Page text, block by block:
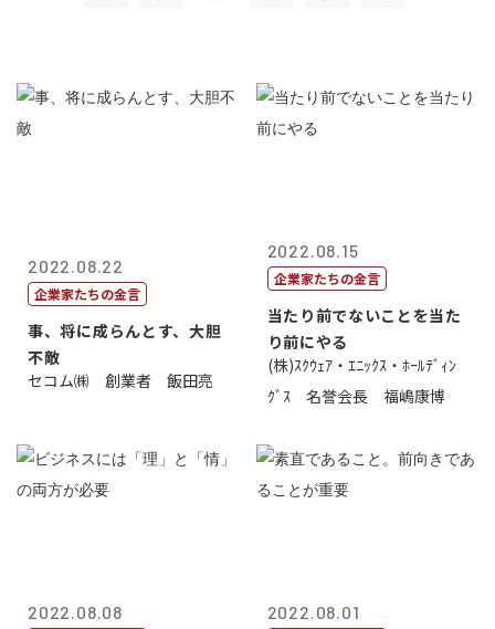
2022.08.22
企業家たちの金言
事、将に成らんとす、大胆
不敵
セコム㈱ 創業者 飯田亮
2022.08.15
企業家たちの金言
当たり前でないことを当た
り前にやる
(株)ｽｸｳｪｱ・ｴﾆｯｸｽ・ﾎｰﾙﾃﾞｨﾝ
ｸﾞｽ 名誉会長 福嶋康博
2022.08.08 2022.08.01